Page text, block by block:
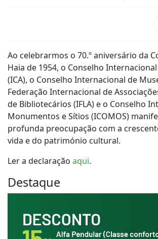
Ao celebrarmos o 70.º aniversário da
Haia de 1954, o Conselho
(ICA), o Conselho Internacional de
Federação Internacional de
de Bibliotecários (IFLA) e o Conselho
Monumentos e Sítios (ICOMOS)
profunda preocupação com a
vida e do património cultural.
Ler a declaração aqui.
Destaque